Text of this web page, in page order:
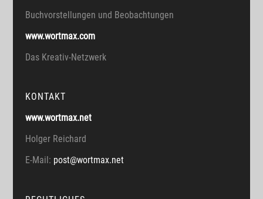
Buchvorstellungen und Beobachtungen
www.wortmax.com
Das Kreativ-Netzwerk
KONTAKT
www.wortmax.net
Holger Reichard
E-Mail: post@wortmax.net